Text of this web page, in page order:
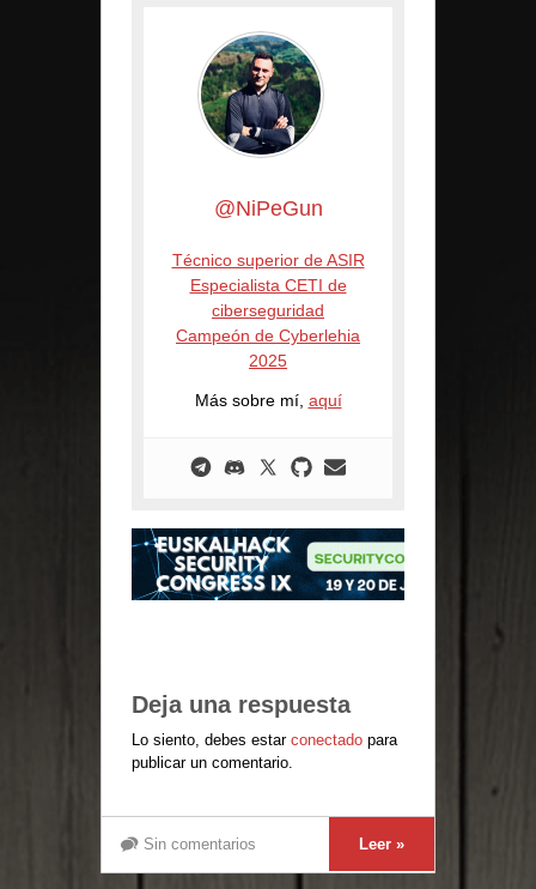
@NiPeGun
Técnico superior de ASIR
Especialista CETI de
ciberseguridad
Campeón de Cyberlehia
2025
Más sobre mí, aquí
Deja una respuesta
Lo siento, debes estar conectado para
publicar un comentario.
Sin comentarios Leer »